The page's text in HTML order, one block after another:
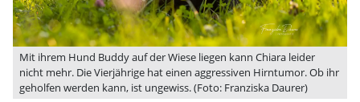
Mit ihrem Hund Buddy auf der Wiese liegen kann Chiara leider
nicht mehr. Die Vierjährige hat einen aggressiven Hirntumor. Ob ihr
geholfen werden kann, ist ungewiss. (Foto: Franziska Daurer)